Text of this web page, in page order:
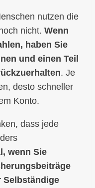
nutzen die
nicht. Wenn
haben Sie
und einen Teil
. Je
desto schneller
Konto.
dass jede
wenn Sie
Selbständige